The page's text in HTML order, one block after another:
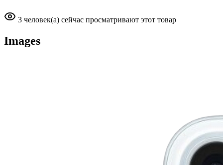
3 человек(а) сейчас просматривают этот товар
Images